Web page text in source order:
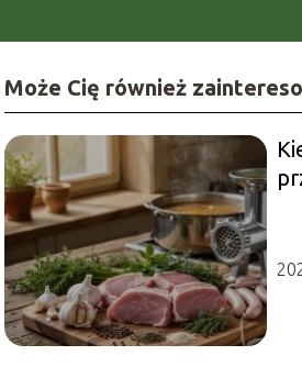
Może Cię również